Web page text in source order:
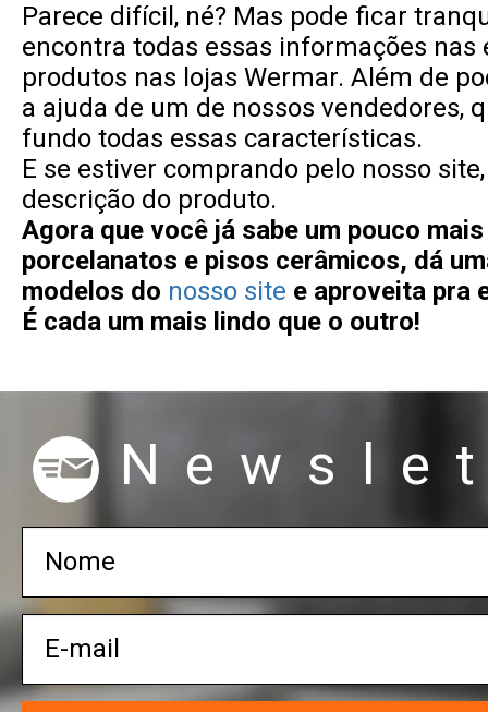
Parece difícil, né? Mas pode ficar
encontra todas essas informações nas
produtos nas lojas Wermar. Além de
a ajuda de um de nossos vendedores,
fundo todas essas características.
E se estiver comprando pelo nosso
descrição do produto.
Agora que você já sabe um pouco
porcelanatos e pisos cerâmicos, dá
modelos do nosso site e aproveita pra
É cada um mais lindo que o outro!